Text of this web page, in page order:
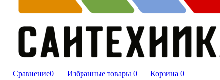
Сравнение0 Избранные товары 0 Корзина 0